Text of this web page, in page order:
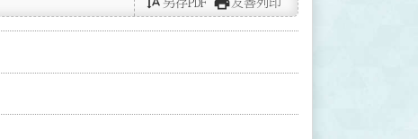
另存PDF 友善列印